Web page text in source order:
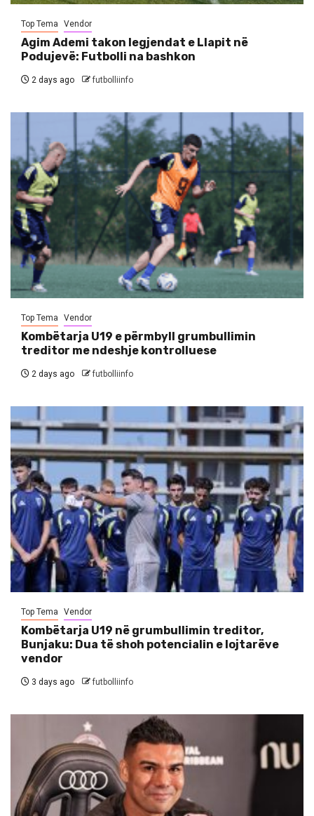
Top Tema Vendor
Agim Ademi takon legjendat e Llapit në
Podujevë: Futbolli na bashkon
2 days ago futbolliinfo
Top Tema Vendor
Kombëtarja U19 e përmbyll grumbullimin
treditor me ndeshje kontrolluese
2 days ago futbolliinfo
Top Tema Vendor
Kombëtarja U19 në grumbullimin treditor,
Bunjaku: Dua të shoh potencialin e lojtarëve
vendor
3 days ago futbolliinfo